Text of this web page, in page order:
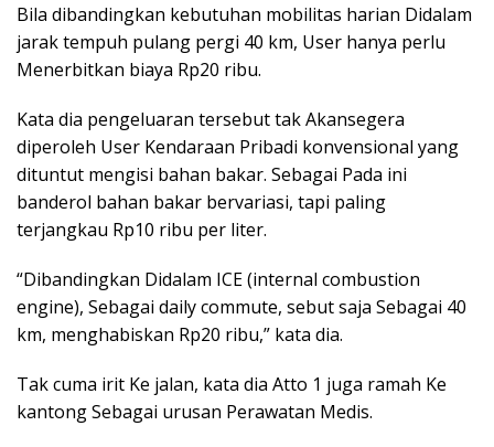
Bila dibandingkan kebutuhan mobilitas harian Didalam
jarak tempuh pulang pergi 40 km, User hanya perlu
Menerbitkan biaya Rp20 ribu.
Kata dia pengeluaran tersebut tak Akansegera
diperoleh User Kendaraan Pribadi konvensional yang
dituntut mengisi bahan bakar. Sebagai Pada ini
banderol bahan bakar bervariasi, tapi paling
terjangkau Rp10 ribu per liter.
“Dibandingkan Didalam ICE (internal combustion
engine), Sebagai daily commute, sebut saja Sebagai 40
km, menghabiskan Rp20 ribu,” kata dia.
Tak cuma irit Ke jalan, kata dia Atto 1 juga ramah Ke
kantong Sebagai urusan Perawatan Medis.